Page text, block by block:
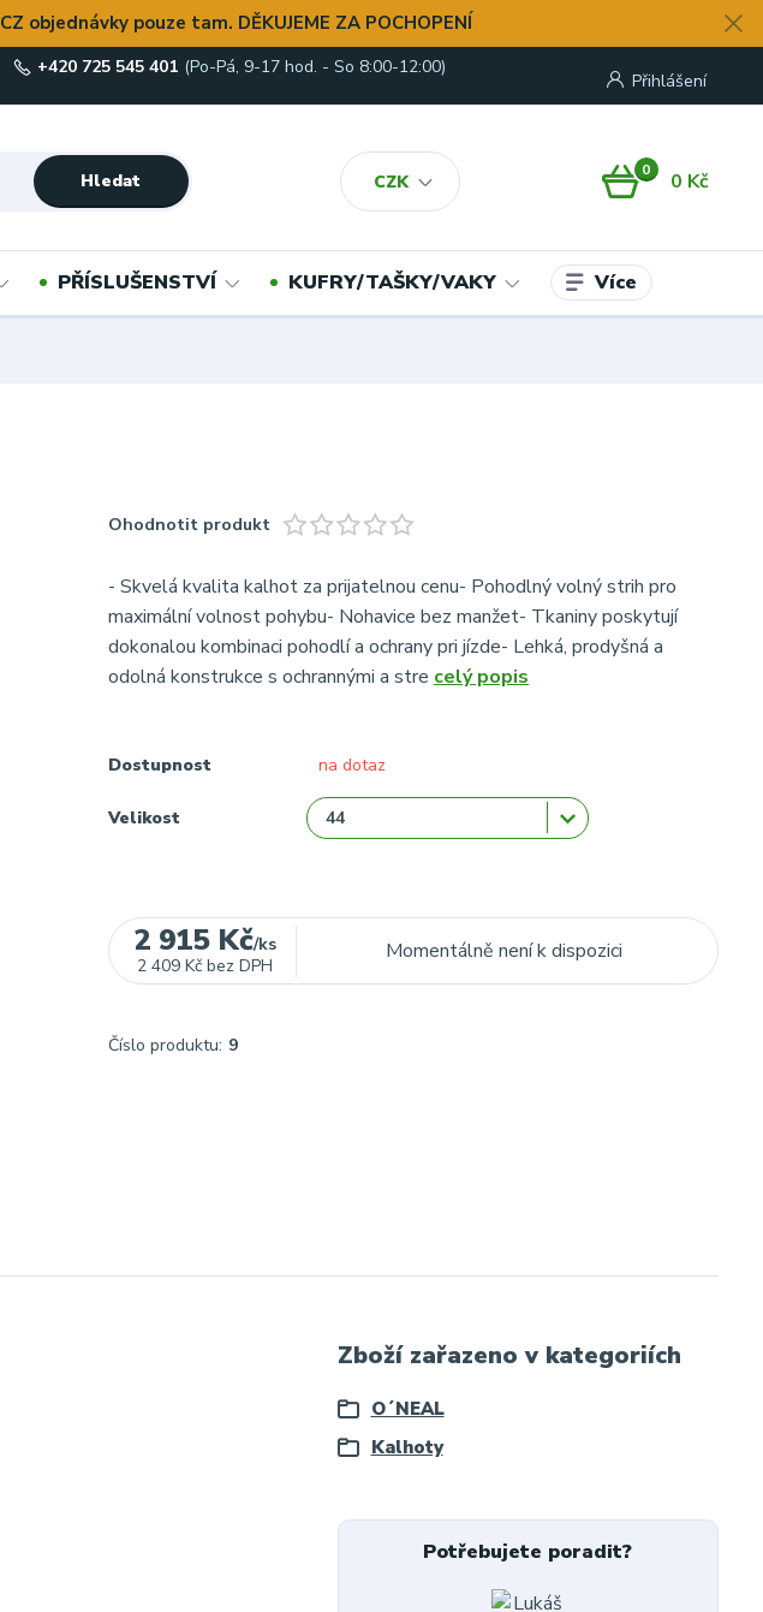
objednávky pouze tam. DĚKUJEME ZA POCHOPENÍ
CZK
Přihlášení
Hledat
+420 725 545 401 (Po-Pá, 9-17 hod. - So 8:00-12:00)
0 0 Kč
PŘÍSLUŠENSTVÍ KUFRY/TAŠKY/VAKY Více
Ohodnotit produkt
- Skvelá kvalita kalhot za prijatelnou cenu- Pohodlný volný strih pro
maximální volnost pohybu- Nohavice bez manžet- Tkaniny poskytují
dokonalou kombinaci pohodlí a ochrany pri jízde- Lehká, prodyšná a
odolná konstrukce s ochrannými a stre celý popis
Dostupnost na dotaz
Velikost
2 915 Kč/ks
2 409 Kč bez DPH
Momentálně není k dispozici
Číslo produktu: 9
Zboží zařazeno v kategoriích
O´NEAL
Kalhoty
Potřebujete poradit?